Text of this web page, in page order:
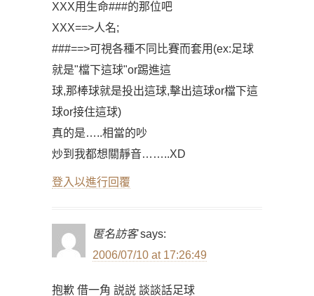
XXX用生命###的那位吧
XXX==>人名;
###==>可視各種不同比賽而套用(ex:足球
就是"檔下這球"or踢進這
球,那棒球就是投出這球,擊出這球or檔下這
球or接住這球)
真的是…..相當的吵
炒到我都想關靜音……..XD
登入以進行回覆
匿名訪客 says:
2006/07/10 at 17:26:49
抱歉 借一角 説説 談談話足球